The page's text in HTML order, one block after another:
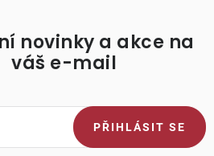
novinky a akce na
váš e-mail
PŘIHLÁSIT SE